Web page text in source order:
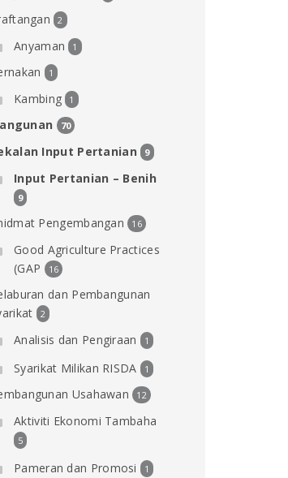
2
Anyaman 1
1
Kambing 1
70
Input Pertanian 9
Input Pertanian – Benih
9
Pengembangan 16
Good Agriculture Practices
(GAP
16
dan Pembangunan
2
Analisis dan Pengiraan 1
Syarikat Milikan RISDA 1
Usahawan 12
Aktiviti Ekonomi Tambaha
5
Pameran dan Promosi 1